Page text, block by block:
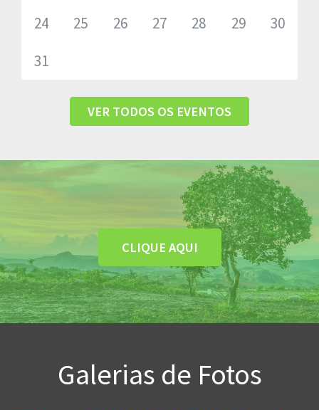
24
25 26 27 28 29
30
31
VER TODOS OS EVENTOS
CLIQUE AQUI
Galerias de Fotos